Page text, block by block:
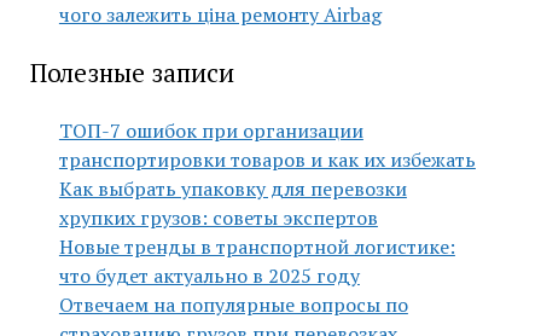
чого залежить ціна ремонту Airbag
Полезные записи
ТОП-7 ошибок при организации
транспортировки товаров и как их избежать
Как выбрать упаковку для перевозки
хрупких грузов: советы экспертов
Новые тренды в транспортной логистике:
что будет актуально в 2025 году
Отвечаем на популярные вопросы по